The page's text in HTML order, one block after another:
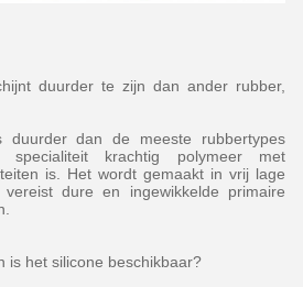
duurder te zijn dan ander rubber,
duurder dan de meeste rubbertypes
krachtig polymeer met
is. Het wordt gemaakt in vrij lage
vereist dure en ingewikkelde primaire
is het silicone beschikbaar?